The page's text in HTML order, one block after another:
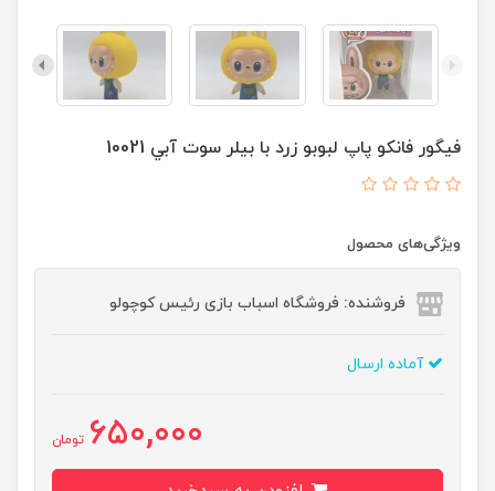
فیگور فانکو پاپ لبوبو زرد با بیلر سوت آبي 10021
ویژگی‌های محصول
فروشنده: فروشگاه اسباب بازی رئیس کوچولو
آماده ارسال
650,000 تومان